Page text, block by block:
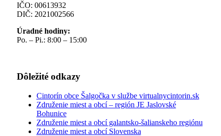
IČO: 00613932
DIČ: 2021002566
Úradné hodiny:
Po. – Pi.: 8:00 – 15:00
Dôležité odkazy
Cintorín obce Šalgočka v službe virtualnycintorin.sk
Združenie miest a obcí – región JE Jaslovské
Bohunice
Združenie miest a obcí galantsko-šalianskeho regiónu
Združenie miest a obcí Slovenska